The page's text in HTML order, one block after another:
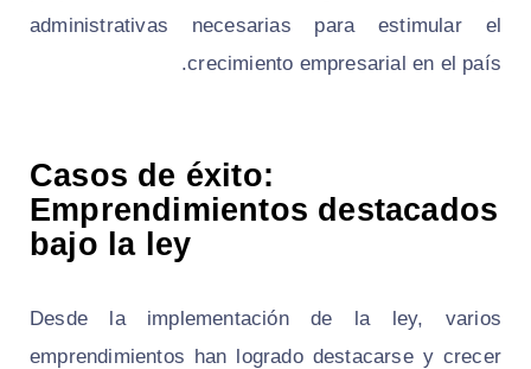
administrativas necesarias para estimular el
crecimiento empresarial en el país.
Casos de éxito:
Emprendimientos destacados
bajo la ley
Desde la implementación de la ley, varios
emprendimientos han logrado destacarse y crecer